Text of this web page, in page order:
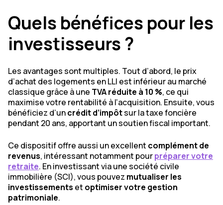
Quels bénéfices pour les
investisseurs ?
Les avantages sont multiples. Tout d’abord, le prix
d’achat des logements en LLI est inférieur au marché
classique grâce à une TVA réduite à 10 %, ce qui
maximise votre rentabilité à l’acquisition. Ensuite, vous
bénéficiez d’uncrédit d’impôtsur la taxe foncière
pendant 20 ans, apportant un soutien fiscal important.
Ce dispositif offre aussi un excellent complément de
revenus, intéressant notamment pourpréparer votre
retraite. En investissant via une société civile
immobilière (SCI), vous pouvez mutualiser les
investissements et optimiser votre gestion
patrimoniale.